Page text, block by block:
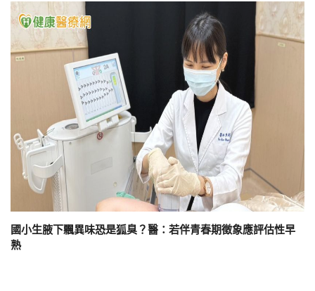
國小生腋下飄異味恐是狐臭？醫：若伴青春期徵象應評估性早
熟